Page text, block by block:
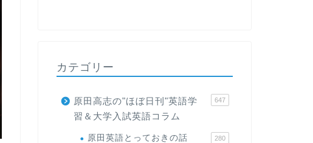
カテゴリー
原田高志の"ほぼ日刊"英語学
習＆大学入試英語コラム
647
原田英語とっておきの話 280